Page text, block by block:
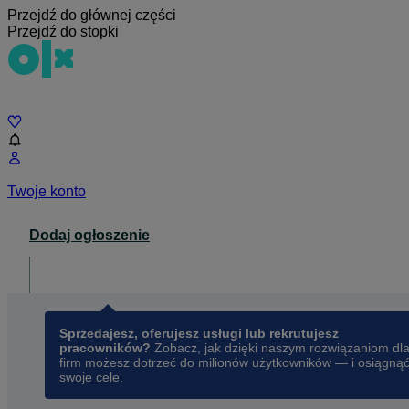
Przejdź do głównej części
Przejdź do stopki
Twoje konto
Dodaj ogłoszenie
Sprzedajesz, oferujesz usługi lub rekrutujesz
pracowników? Zobacz, jak dzięki naszym rozwiązaniom dla
firm możesz dotrzeć do milionów użytkowników — i osiągnąć
swoje cele.